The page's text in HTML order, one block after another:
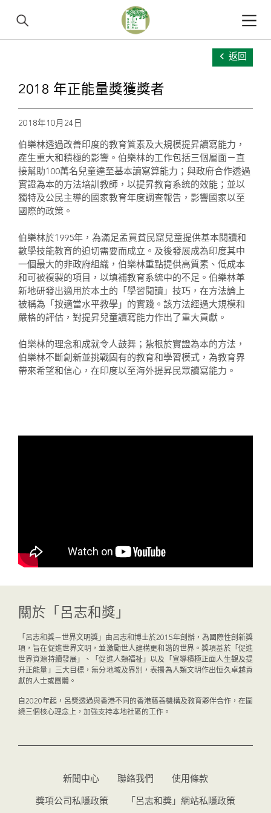
返回
2018 年正能量獎獲獎者
2018年10月24日
伯樂林透過改善印度的教育質素及大規模提昇讀寫能力，
產生重大和積極的影響。伯樂林的工作包括三個層面－直
接幫助100萬名兒童達至基本讀寫算能力；與政府合作透過
實證為本的方法培訓教師，以提昇教育系統的效能；並以
獨特及公民主導的國家教育年度調查報告，影響國家以至
國際的政策。
伯樂林於1995年，為滿足孟買貧民窟兒童提供基本閱讀和
數學技能教育的迫切需要而成立。及後發展成為印度其中
一個最大的非政府組織，伯樂林重點提供高質素、低成本
和可被複製的項目，以填補教育系統中的不足。伯樂林革
新地研發出適用於本土的「學習閱讀」技巧，在方法論上
被稱為「按適當水平教學」的實踐。該方法經過大規模和
嚴格的評估，對提昇兒童讀寫能力作出了重大貢獻。
伯樂林的理念和成就令人鼓舞；紮根於實證為本的方法，
伯樂林不斷創新並挑戰固有的教育和學習模式，為教育界
帶來希望和信心，在印度以至海外提昇民眾讀寫能力。
關於「呂志和獎」
「呂志和獎－世界文明獎」由呂志和博士於2015年創辦，為國際性創新獎
項，旨在促進世界文明，並激勵世人建構更和諧的世界。獎項基於「促進
世界資源持續發展」、「促進人類福祉」以及「宣導積極正面人生觀及提
升正能量」三大目標，無分地域及界別，表揚為人類文明作出恒久卓越貢
獻的人士或團體。
自2020年起，呂獎透過與香港不同的香港慈善機構及教育夥伴合作，在圍
繞三個核心理念上，加強支持本地社區的工作。
新聞中心 聯絡我們 使用條款
獎項公司私隱政策 「呂志和獎」網站私隱政策